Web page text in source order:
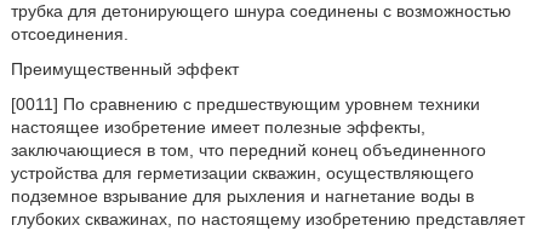
трубка для детонирующего шнура соединены с возможностью
отсоединения.
Преимущественный эффект
[0011] По сравнению с предшествующим уровнем техники
настоящее изобретение имеет полезные эффекты,
заключающиеся в том, что передний конец объединенного
устройства для герметизации скважин, осуществляющего
подземное взрывание для рыхления и нагнетание воды в
глубоких скважинах, по настоящему изобретению представляет